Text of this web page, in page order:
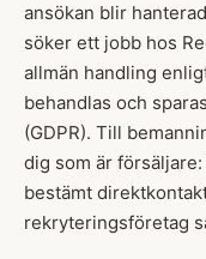
ansökan blir
söker ett jobb hos
allmän handling
behandlas och
(GDPR). Till
dig som är
bestämt
rekryteringsföretag